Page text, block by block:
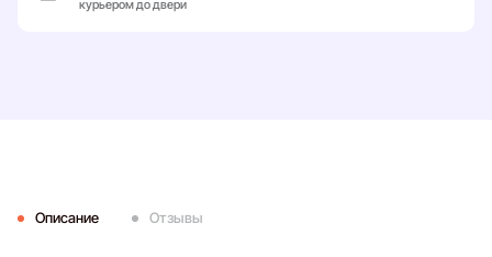
курьером до двери
Описание Отзывы